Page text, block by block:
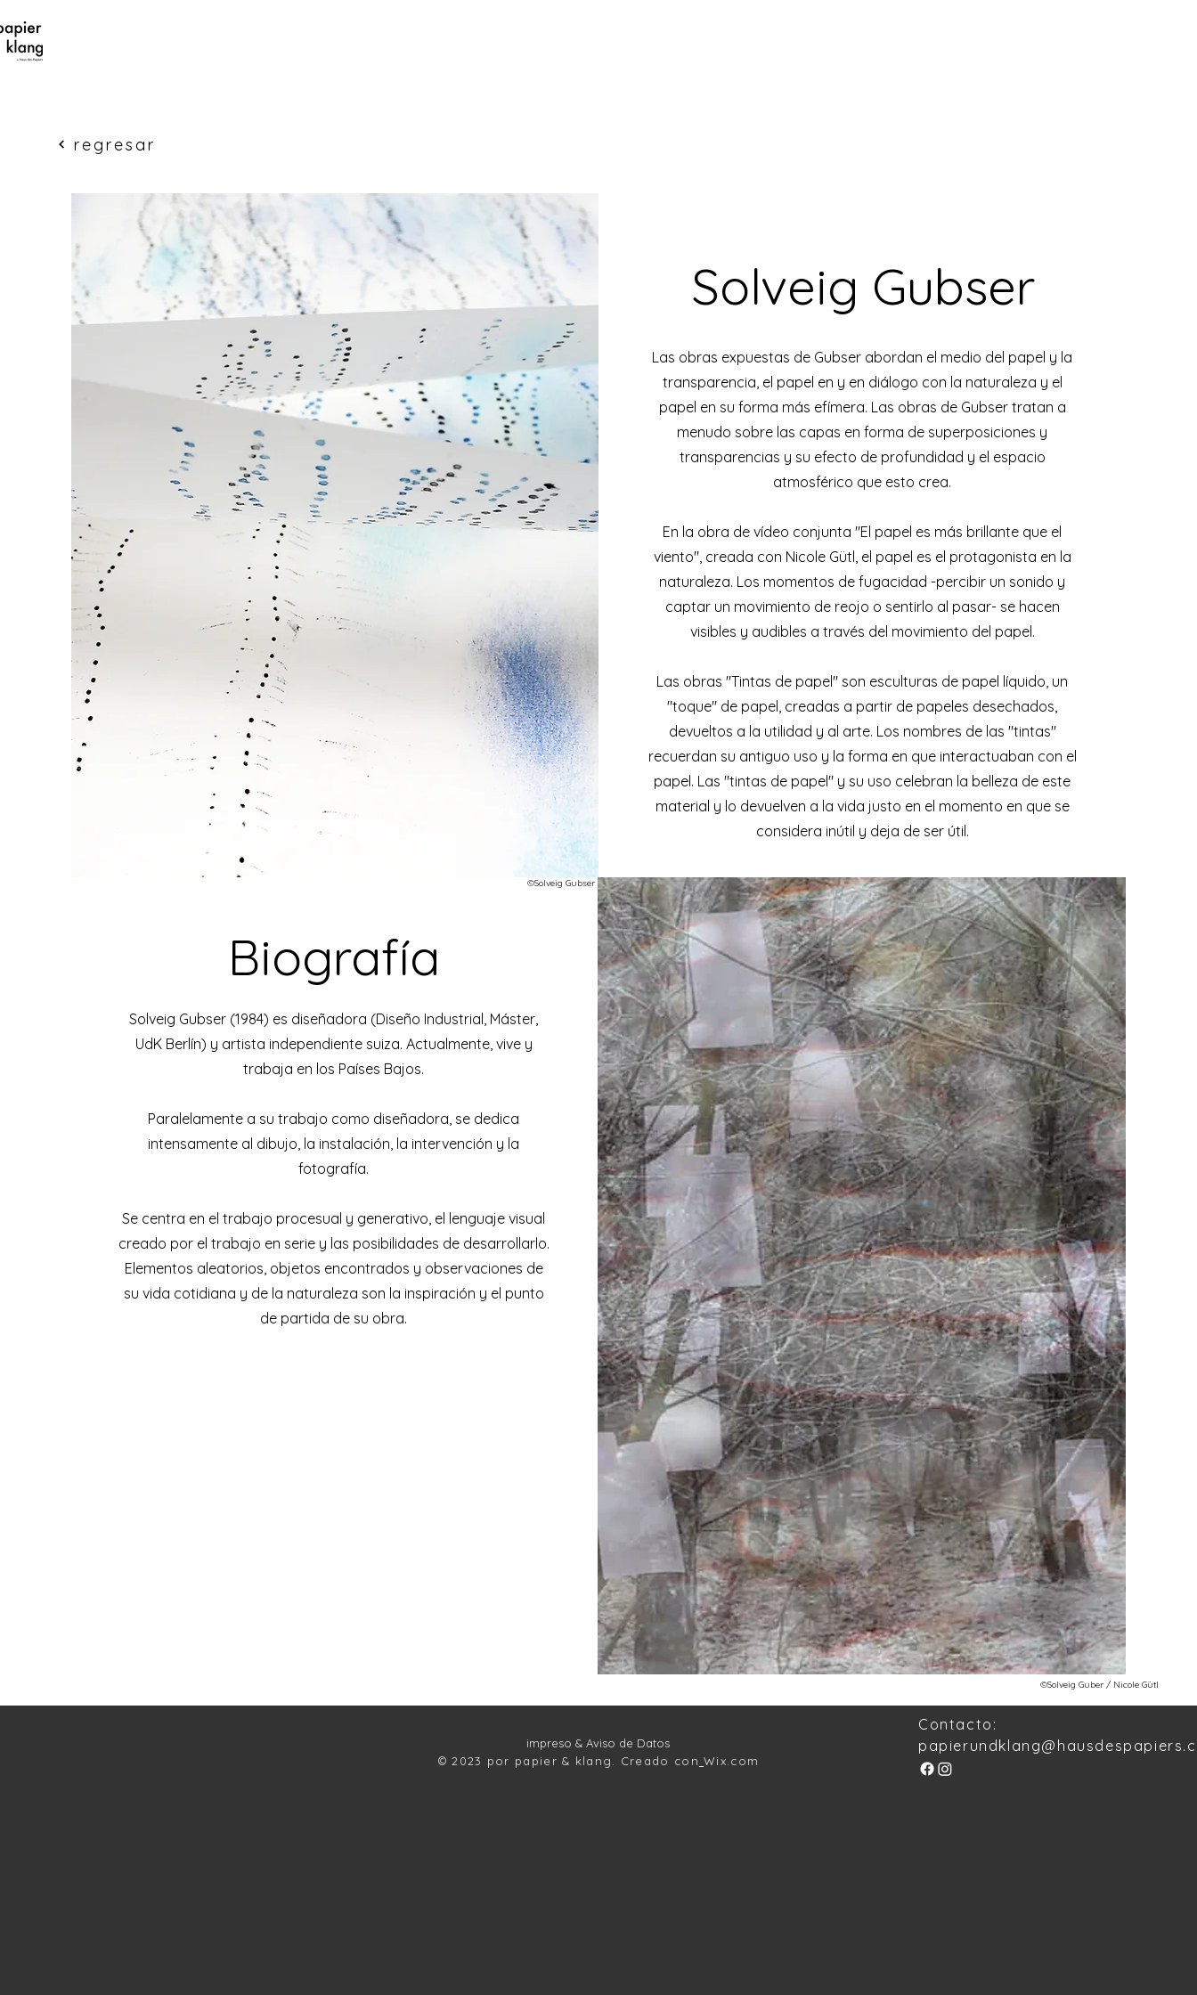
regresar
Solveig Gubser
Las obras expuestas de Gubser abordan el medio del papel y la
transparencia, el papel en y en diálogo con la naturaleza y el
papel en su forma más efímera. Las obras de Gubser tratan a
menudo sobre las capas en forma de superposiciones y
transparencias y su efecto de profundidad y el espacio
atmosférico que esto crea.
En la obra de vídeo conjunta "El papel es más brillante que el
viento", creada con Nicole Gütl, el papel es el protagonista en la
naturaleza. Los momentos de fugacidad -percibir un sonido y
captar un movimiento de reojo o sentirlo al pasar- se hacen
visibles y audibles a través del movimiento del papel.
Las obras "Tintas de papel" son esculturas de papel líquido, un
"toque" de papel, creadas a partir de papeles desechados,
devueltos a la utilidad y al arte. Los nombres de las "tintas"
recuerdan su antiguo uso y la forma en que interactuaban con el
papel. Las "tintas de papel" y su uso celebran la belleza de este
material y lo devuelven a la vida justo en el momento en que se
considera inútil y deja de ser útil.
Biografía
Solveig Gubser (1984) es diseñadora (Diseño Industrial, Máster,
UdK Berlín) y artista independiente suiza. Actualmente, vive y
trabaja en los Países Bajos.
Paralelamente a su trabajo como diseñadora, se dedica
intensamente al dibujo, la instalación, la intervención y la
fotografía.
Se centra en el trabajo procesual y generativo, el lenguaje visual
creado por el trabajo en serie y las posibilidades de desarrollarlo.
Elementos aleatorios, objetos encontrados y observaciones de
su vida cotidiana y de la naturaleza son la inspiración y el punto
de partida de su obra.
©Solveig Gubser
©Solveig Guber / Nicole Gütl
impreso & Aviso de Datos
© 2023 por papier & klang. Creado con Wix.com
Contacto: